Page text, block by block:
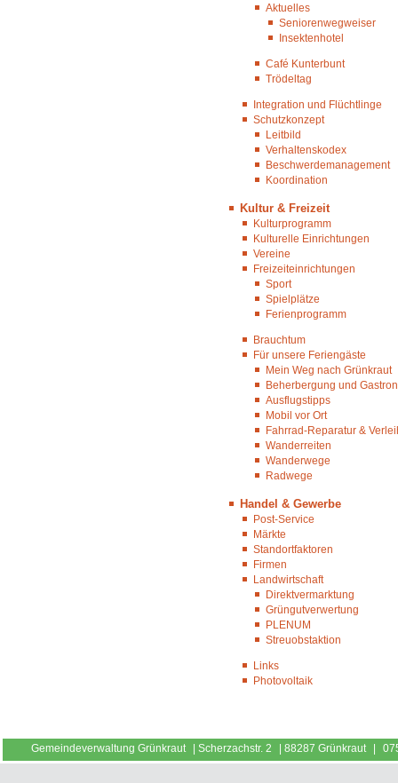
Aktuelles
Seniorenwegweiser
Insektenhotel
Café Kunterbunt
Trödeltag
Integration und Flüchtlinge
Schutzkonzept
Leitbild
Verhaltenskodex
Beschwerdemanagement
Koordination
Kultur & Freizeit
Kulturprogramm
Kulturelle Einrichtungen
Vereine
Freizeiteinrichtungen
Sport
Spielplätze
Ferienprogramm
Brauchtum
Für unsere Feriengäste
Mein Weg nach Grünkraut
Beherbergung und
Ausflugstipps
Mobil vor Ort
Fahrrad-Reparatur &
Wanderreiten
Wanderwege
Radwege
Handel & Gewerbe
Post-Service
Märkte
Standortfaktoren
Firmen
Landwirtschaft
Direktvermarktung
Grüngutverwertung
PLENUM
Streuobstaktion
Links
Photovoltaik
Gemeindeverwaltung Grünkraut Scherzachstr. 2 88287 Grünkraut